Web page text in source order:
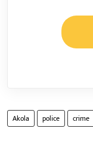
Akola police crime